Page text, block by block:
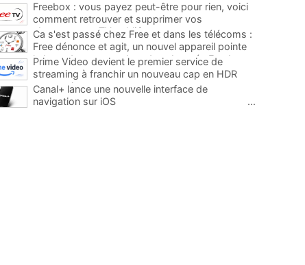
Freebox : vous payez peut-être pour rien, voici
comment retrouver et supprimer vos
abonnements TV oubliés
...
Ca s'est passé chez Free et dans les télécoms :
Free dénonce et agit, un nouvel appareil pointe
le bout de son nez chez des abonnés Freebox...
Prime Video devient le premier service de
streaming à franchir un nouveau cap en HDR
avec ce lancement
Canal+ lance une nouvelle interface de
navigation sur iOS
...